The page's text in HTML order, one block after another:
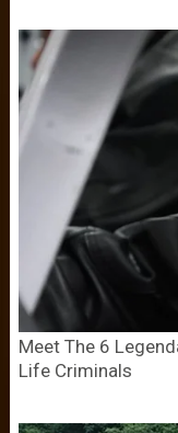
Meet The 6
Life Criminals